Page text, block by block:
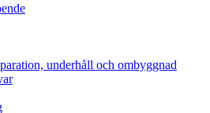
underhåll och ombyggnad